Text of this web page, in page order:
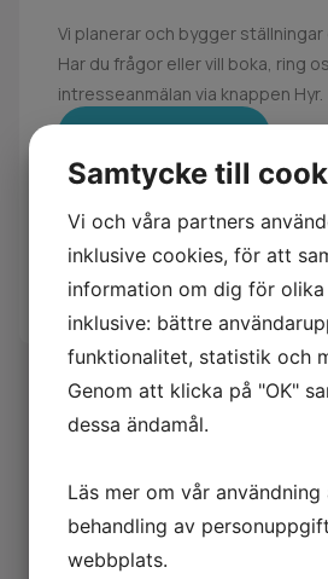
Vi planerar och bygger
Har du frågor eller vill boka, ring
intresseanmälan via knappen Hyr.
Samtycke till
Vi och våra partners
inklusive cookies, för att
information om dig för olika
inklusive: bättre
funktionalitet, statistik och
Genom att klicka på "OK"
dessa ändamål.
Läs mer om vår
behandling av
webbplats.